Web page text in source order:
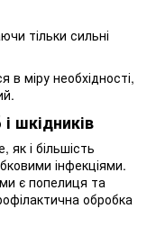
тільки сильні
в міру необхідності,
шкідників
і більшість
інфекціями.
є попелиця та
обробка